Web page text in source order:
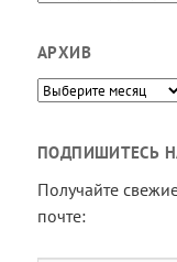
АРХИВ
Архив
ПОДПИШИТЕСЬ
Получайте
почте: